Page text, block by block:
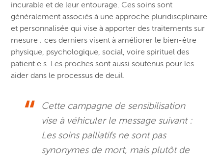
incurable et de leur entourage. Ces soins sont
généralement associés à une approche pluridiscplinaire
et personnalisée qui vise à apporter des traitements sur
mesure ; ces derniers visent à améliorer le bien-être
physique, psychologique, social, voire spirituel des
patient.e.s. Les proches sont aussi soutenus pour les
aider dans le processus de deuil.
Cette campagne de sensibilisation
vise à véhiculer le message suivant :
Les soins palliatifs ne sont pas
synonymes de mort, mais plutôt de